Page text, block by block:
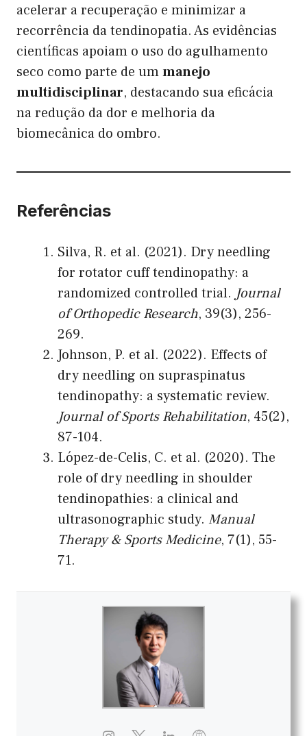
acelerar a recuperação e minimizar a
recorrência da tendinopatia. As evidências
científicas apoiam o uso do agulhamento
seco como parte de ummanejo
multidisciplinar, destacando sua eficácia
na redução da dor e melhoria da
biomecânica do ombro.
Referências
Silva, R. et al. (2021). Dry needling
for rotator cuff tendinopathy: a
randomized controlled trial. Journal
of Orthopedic Research, 39(3), 256-
269.
Johnson, P. et al. (2022). Effects of
dry needling on supraspinatus
tendinopathy: a systematic review.
Journal of Sports Rehabilitation, 45(2),
87-104.
López-de-Celis, C. et al. (2020). The
role of dry needling in shoulder
tendinopathies: a clinical and
ultrasonographic study. Manual
Therapy & Sports Medicine, 7(1), 55-
71.